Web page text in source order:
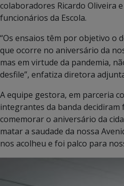
colaboradores Ricardo Oliveira
funcionários da Escola.
“Os ensaios têm por objetivo o
que ocorre no aniversário da
mas em virtude da pandemia,
desfile”, enfatiza diretora
A equipe gestora, em parceria
integrantes da banda decidiram
comemorar o aniversário da
matar a saudade da nossa
nos acolheu e foi palco para